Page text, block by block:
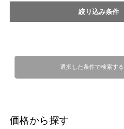
絞り込み条件
選択した条件で検索する
価格から探す